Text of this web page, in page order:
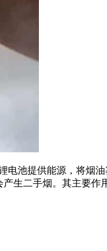
电池提供能源，将烟
生二手烟。其主要作